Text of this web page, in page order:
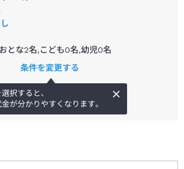
とな2名,こども0名,幼児0名
条件を変更する
択すると、
が分かりやすくなります。